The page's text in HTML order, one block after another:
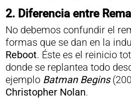
2. Diferencia entre
No debemos confundir el
formas que se dan en la
Reboot. Éste es el reinicio
donde se replantea todo
ejemplo Batman Begins
Christopher Nolan.